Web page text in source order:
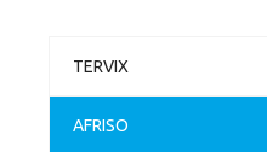
TERVIX
AFRISO